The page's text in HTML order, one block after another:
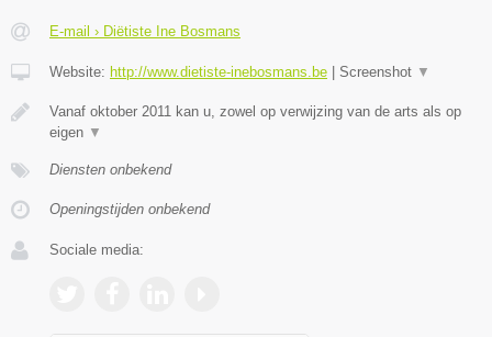
E-mail › Diëtiste Ine Bosmans
Website: http://www.dietiste-inebosmans.be Screenshot ▼
Vanaf oktober 2011 kan u, zowel op verwijzing van de arts als op
eigen ▼
Diensten onbekend
Openingstijden onbekend
Sociale media: